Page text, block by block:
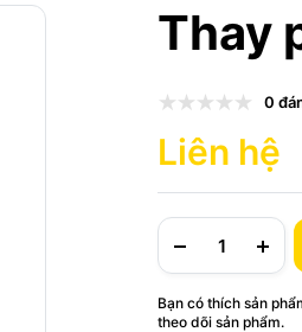
Thay
0
Liên hệ
Bạn có thích sản
theo dõi sản phẩm.